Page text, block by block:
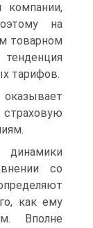
на
товарном
тарифов.
со
как ему
Вполне